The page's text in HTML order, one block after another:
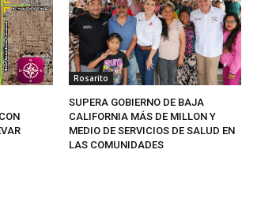
Rosarito
SUPERA GOBIERNO DE BAJA
CALIFORNIA MÁS DE MILLON Y
MEDIO DE SERVICIOS DE SALUD EN
LAS COMUNIDADES